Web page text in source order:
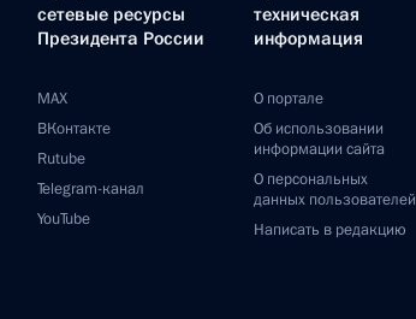
сетевые ресурсы
Президента России
MAX
ВКонтакте
Rutube
Telegram-канал
YouTube
техническая
информация
О портале
Об использовании
информации сайта
О персональных
данных пользователей
Написать в редакцию